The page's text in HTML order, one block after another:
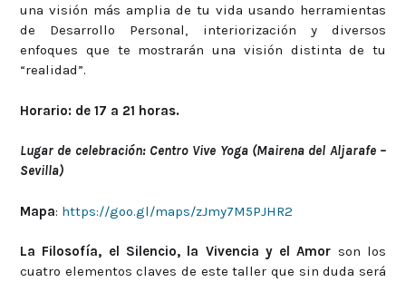
una visión más amplia de tu vida usando herramientas
de Desarrollo Personal, interiorización y diversos
enfoques que te mostrarán una visión distinta de tu
“realidad”.
Horario: de 17 a 21 horas.
Lugar de celebración: Centro Vive Yoga (Mairena del Aljarafe –
Sevilla)
Mapa: https://goo.gl/maps/zJmy7M5PJHR2
La Filosofía, el Silencio, la Vivencia y el Amor son los
cuatro elementos claves de este taller que sin duda será